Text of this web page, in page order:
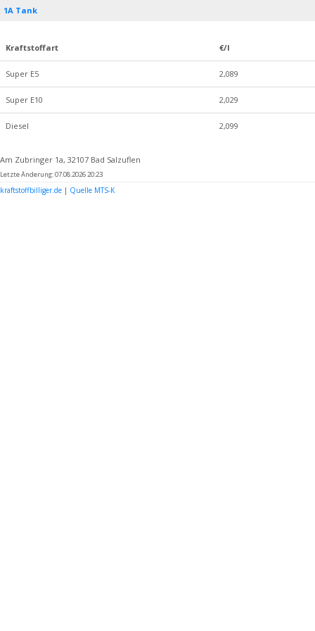
1A Tank
Kraftstoffart €/l
Super E5 2,089
Super E10 2,029
Diesel 2,099
Am Zubringer 1a, 32107 Bad Salzuflen
Letzte Änderung: 07.08.2026 20:23
kraftstoffbilliger.de | Quelle MTS-K